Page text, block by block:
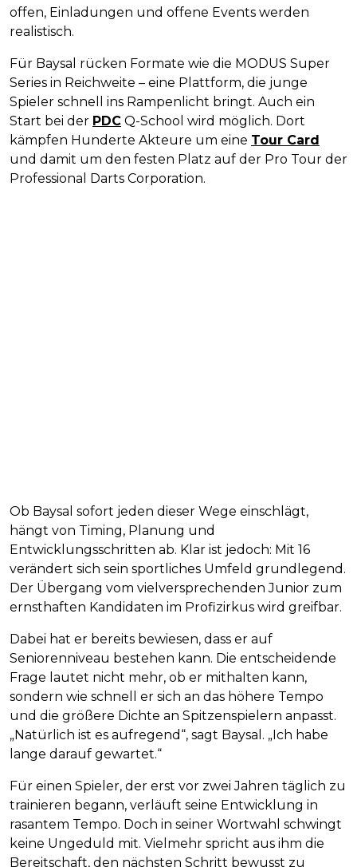
offen, Einladungen und offene Events werden
realistisch.
Für Baysal rücken Formate wie die MODUS Super
Series in Reichweite – eine Plattform, die junge
Spieler schnell ins Rampenlicht bringt. Auch ein
Start bei der PDC Q-School wird möglich. Dort
kämpfen Hunderte Akteure um eine Tour Card
und damit um den festen Platz auf der Pro Tour der
Professional Darts Corporation.
Ob Baysal sofort jeden dieser Wege einschlägt,
hängt von Timing, Planung und
Entwicklungsschritten ab. Klar ist jedoch: Mit 16
verändert sich sein sportliches Umfeld grundlegend.
Der Übergang vom vielversprechenden Junior zum
ernsthaften Kandidaten im Profizirkus wird greifbar.
Dabei hat er bereits bewiesen, dass er auf
Seniorenniveau bestehen kann. Die entscheidende
Frage lautet nicht mehr, ob er mithalten kann,
sondern wie schnell er sich an das höhere Tempo
und die größere Dichte an Spitzenspielern anpasst.
„Natürlich ist es aufregend“, sagt Baysal. „Ich habe
lange darauf gewartet.“
Für einen Spieler, der erst vor zwei Jahren täglich zu
trainieren begann, verläuft seine Entwicklung in
rasantem Tempo. Doch in seiner Wortwahl schwingt
keine Ungeduld mit. Vielmehr spricht aus ihm die
Bereitschaft, den nächsten Schritt bewusst zu